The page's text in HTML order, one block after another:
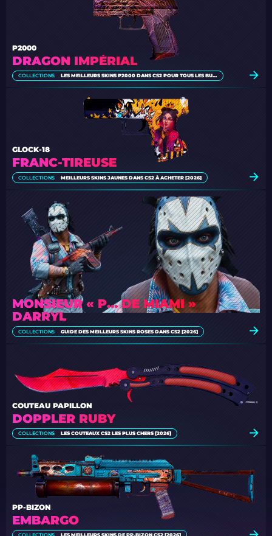
DRAGON IMPÉRIAL
P2000
COLLECTIONS LES MEILLEURS SKINS P2000 DANS CS2 POUR TOUS LES BUDGETS
FRANC-TIREUSE
GLOCK-18
COLLECTIONS MEILLEURS SKINS JAUNES DANS CS2 À ACHETER [2026]
MONSIEUR « P… DE MIAMI »
DARRYL
COLLECTIONS GUIDE DES MEILLEURS SKINS ROSES DANS CS2 [2026]
DOPPLER RUBY
COUTEAU PAPILLON
COLLECTIONS LES COUTEAUX CS2 LES PLUS CHERS [2026]
EMBARGO
PP-BIZON